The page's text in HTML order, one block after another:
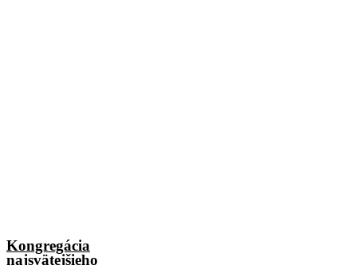
Kongregácia
najsvätejšieho